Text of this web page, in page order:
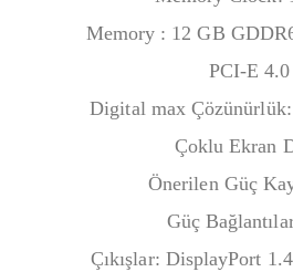
Memory : 1‎2 GB
PCI-E
Digital max
Çoklu Ekran
Önerilen Güç
Güç
Çıkışlar: DisplayPort